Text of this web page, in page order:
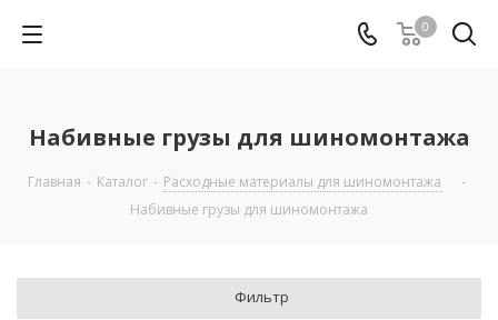
0
Набивные грузы для шиномонтажа
Главная - Каталог - Расходные материалы для шиномонтажа
-
Набивные грузы для шиномонтажа
Фильтр